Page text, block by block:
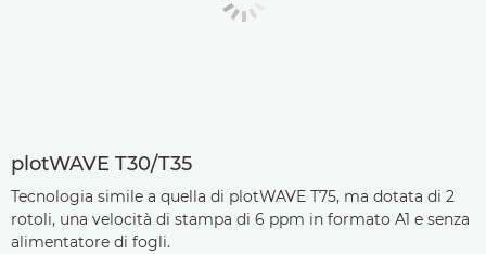
plotWAVE T30/T35
Tecnologia simile a quella di plotWAVE T75, ma dotata di 2
rotoli, una velocità di stampa di 6 ppm in formato A1 e senza
alimentatore di fogli.